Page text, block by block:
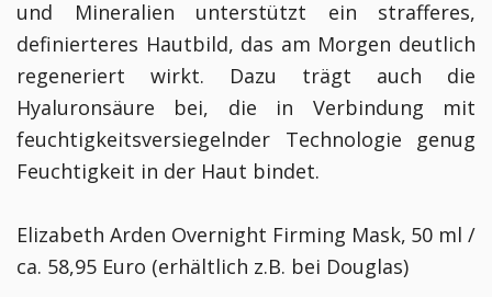
und Mineralien unterstützt ein strafferes,
definierteres Hautbild, das am Morgen deutlich
regeneriert wirkt. Dazu trägt auch die
Hyaluronsäure bei, die in Verbindung mit
feuchtigkeitsversiegelnder Technologie genug
Feuchtigkeit in der Haut bindet.
Elizabeth Arden Overnight Firming Mask, 50 ml /
ca. 58,95 Euro (erhältlich z.B. bei Douglas)